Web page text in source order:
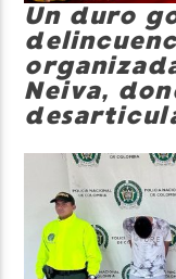
Un duro
Neiva,